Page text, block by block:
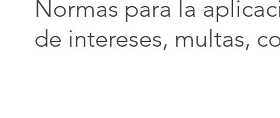
Medio Ambiente Derecho Público Energía
Precios de Transferencia Auditoría
Normas para la
de intereses, multas,